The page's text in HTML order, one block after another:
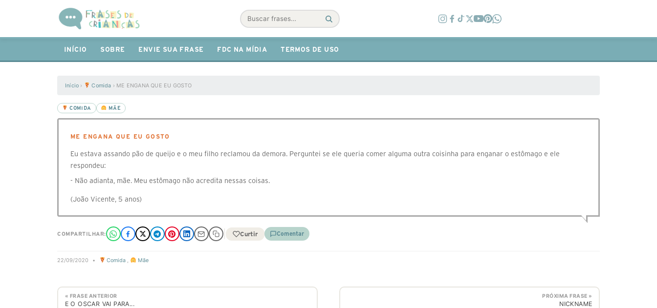
Buscar
INÍCIO SOBRE ENVIE SUA FRASE FDC NA MÍDIA TERMOS DE USO
Início › Comida › ME ENGANA QUE EU GOSTO
COMIDA MÃE
ME ENGANA QUE EU GOSTO
Eu estava assando pão de queijo e o meu filho reclamou da demora. Perguntei se ele queria comer alguma outra coisinha para enganar o estômago e ele
respondeu:
- Não adianta, mãe. Meu estômago não acredita nessas coisas.
(João Vicente, 5 anos)
COMPARTILHAR: Curtir Comentar
22/09/2020 • Comida , Mãe
« FRASE ANTERIOR
E O OSCAR VAI PARA...
PRÓXIMA FRASE »
NICKNAME